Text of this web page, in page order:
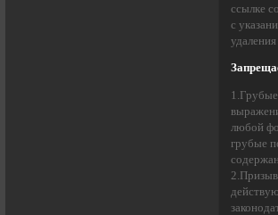
ссылке
с
любой
грубые